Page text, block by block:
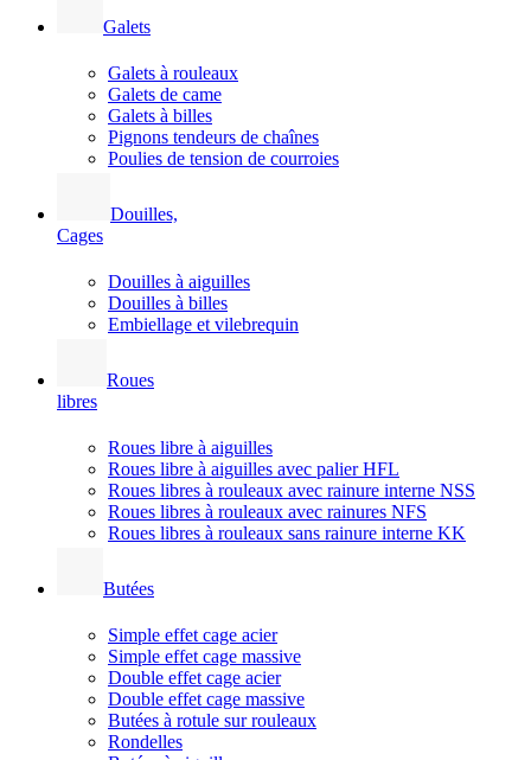
Galets
Galets à rouleaux
Galets de came
Galets à billes
Pignons tendeurs de chaînes
Poulies de tension de courroies
Douilles,
Cages
Douilles à aiguilles
Douilles à billes
Embiellage et vilebrequin
Roues
libres
Roues libre à aiguilles
Roues libre à aiguilles avec palier HFL
Roues libres à rouleaux avec rainure interne NSS
Roues libres à rouleaux avec rainures NFS
Roues libres à rouleaux sans rainure interne KK
Butées
Simple effet cage acier
Simple effet cage massive
Double effet cage acier
Double effet cage massive
Butées à rotule sur rouleaux
Rondelles